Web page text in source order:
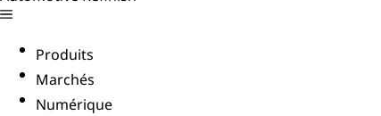
Produits
Marchés
Numérique